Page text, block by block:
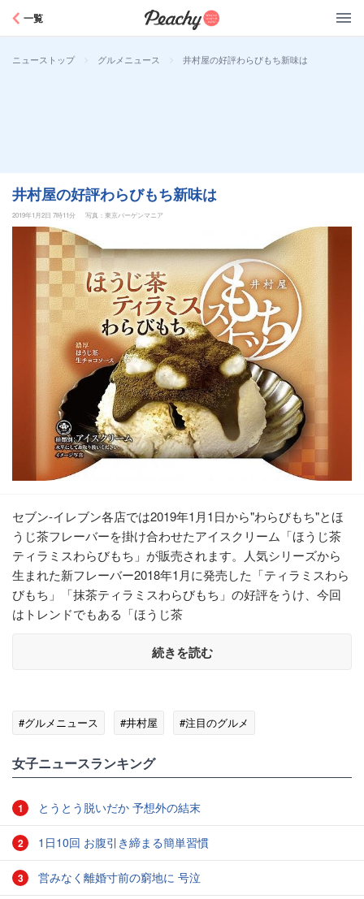
一覧
ニューストップ > グルメニュース > 井村屋の好評わらびもち新味は
井村屋の好評わらびもち新味は
2019年1月2日 7時11分 写真：東京バーゲンマニア
セブン-イレブン各店では2019年1月1日から"わらびもち"とほ
うじ茶フレーバーを掛け合わせたアイスクリーム「ほうじ茶
ティラミスわらびもち」が販売されます。人気シリーズから
生まれた新フレーバー2018年1月に発売した「ティラミスわら
びもち」「抹茶ティラミスわらびもち」の好評をうけ、今回
はトレンドでもある「ほうじ茶
続きを読む
#グルメニュース #井村屋 #注目のグルメ
女子ニュースランキング
1 とうとう脱いだか 予想外の結末
2 1日10回 お腹引き締まる簡単習慣
3 営みなく離婚寸前の窮地に 号泣